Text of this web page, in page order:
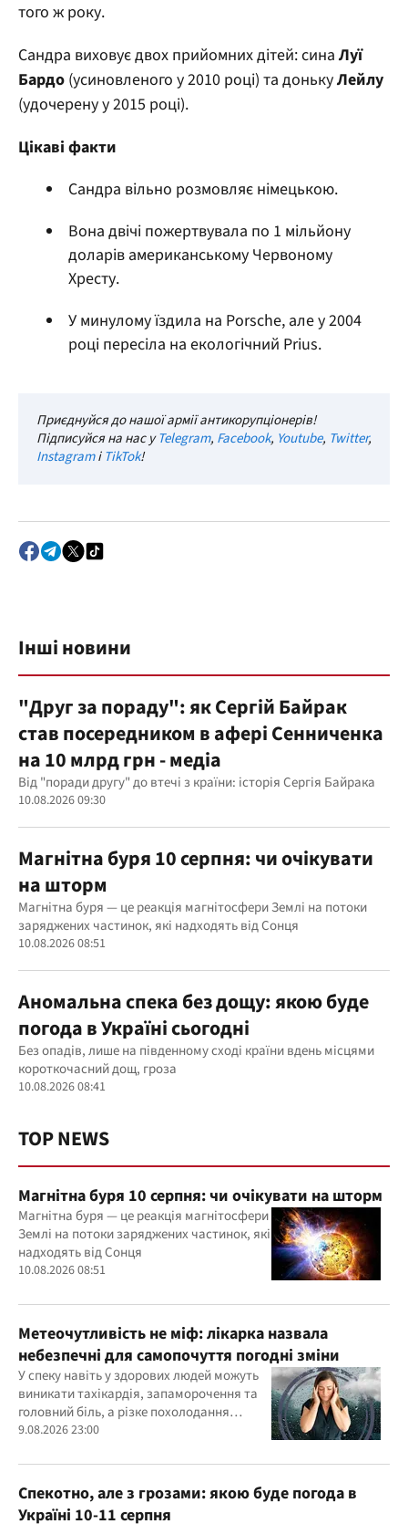
того ж року.
Сандра виховує двох прийомних дітей: сина Луї
Бардо (усиновленого у 2010 році) та донькуЛейлу
(удочерену у 2015 році).
Цікаві факти
Сандра вільно розмовляє німецькою.
Вона двічі пожертвувала по 1 мільйону
доларів американському Червоному
Хресту.
У минулому їздила на Porsche, але у 2004
році пересіла на екологічний Prius.
Приєднуйся до нашої армії антикорупціонерів!
Підписуйся на нас уTelegram, Facebook, Youtube, Twitter,
InstagramіTikTok!
Інші новини
"Друг за пораду": як Сергій Байрак
став посередником в афері Сенниченка
на 10 млрд грн - медіа
Від "поради другу" до втечі з країни: історія Сергія Байрака
10.08.2026 09:30
Магнітна буря 10 серпня: чи очікувати
на шторм
Магнітна буря — це реакція магнітосфери Землі на потоки
заряджених частинок, які надходять від Сонця
10.08.2026 08:51
Аномальна спека без дощу: якою буде
погода в Україні сьогодні
Без опадів, лише на південному сході країни вдень місцями
короткочасний дощ, гроза
10.08.2026 08:41
TOP NEWS
Магнітна буря 10 серпня: чи очікувати на шторм
Магнітна буря — це реакція магнітосфери
Землі на потоки заряджених частинок, які
надходять від Сонця
10.08.2026 08:51
Метеочутливість не міф: лікарка назвала
небезпечні для самопочуття погодні зміни
У спеку навіть у здорових людей можуть
виникати тахікардія, запаморочення та
головний біль, а різке похолодання
здатне провокувати спазм судин і
9.08.2026 23:00
Спекотно, але з грозами: якою буде погода в
Україні 10-11 серпня